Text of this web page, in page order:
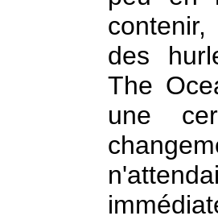
des
The
une